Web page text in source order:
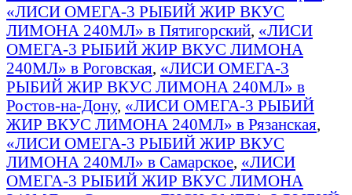
«ЛИСИ ОМЕГА-3 РЫБИЙ ЖИР ВКУС
ЛИМОНА 240МЛ» в Пятигорский, «ЛИСИ
ОМЕГА-3 РЫБИЙ ЖИР ВКУС ЛИМОНА
240МЛ» в Роговская, «ЛИСИ ОМЕГА-3
РЫБИЙ ЖИР ВКУС ЛИМОНА 240МЛ» в
Ростов-на-Дону, «ЛИСИ ОМЕГА-3 РЫБИЙ
ЖИР ВКУС ЛИМОНА 240МЛ» в Рязанская,
«ЛИСИ ОМЕГА-3 РЫБИЙ ЖИР ВКУС
ЛИМОНА 240МЛ» в Самарское, «ЛИСИ
ОМЕГА-3 РЫБИЙ ЖИР ВКУС ЛИМОНА